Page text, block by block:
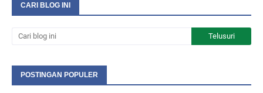
CARI BLOG INI
POSTINGAN POPULER